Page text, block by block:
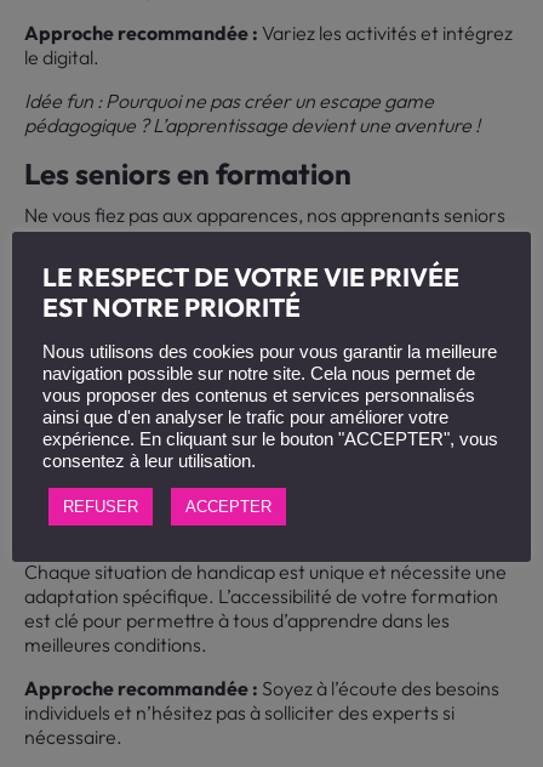
Approche recommandée : Variez les activités et intégrez
le digital.
Idée fun : Pourquoi ne pas créer un escape game
pédagogique ? L’apprentissage devient une aventure !
Les seniors en formation
Ne vous fiez pas aux apparences, nos apprenants seniors
ont souvent une motivation à toute épreuve ! Ils apportent
une richesse d’expérience inestimable au groupe.
Approche recommandée :Prenez le temps d’expliquer,
bienveillant.
Conseil : Proposez des supports écrits clairs et lisibles. Et
n’oubliez pas les pauses café, moments privilégiés
d’échanges !
Les personnes en situation de
handicap
Chaque situation de handicap est unique et nécessite une
adaptation spécifique. L’accessibilité de votre formation
est clé pour permettre à tous d’apprendre dans les
meilleures conditions.
Approche recommandée : Soyez à l’écoute des besoins
individuels et n’hésitez pas à solliciter des experts si
nécessaire.
LE RESPECT DE VOTRE VIE PRIVÉE
EST NOTRE PRIORITÉ
Nous utilisons des cookies pour vous garantir la meilleure
navigation possible sur notre site. Cela nous permet de
vous proposer des contenus et services personnalisés
ainsi que d'en analyser le trafic pour améliorer votre
expérience. En cliquant sur le bouton "ACCEPTER", vous
consentez à leur utilisation.
REFUSER ACCEPTER